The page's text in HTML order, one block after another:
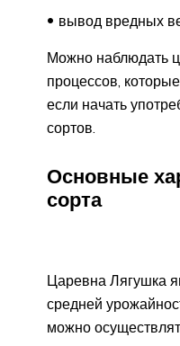
вывод вредных
Можно наблюдать
процессов,
если начать
сортов.
Основные
сорта
Царевна Лягушка
средней
можно